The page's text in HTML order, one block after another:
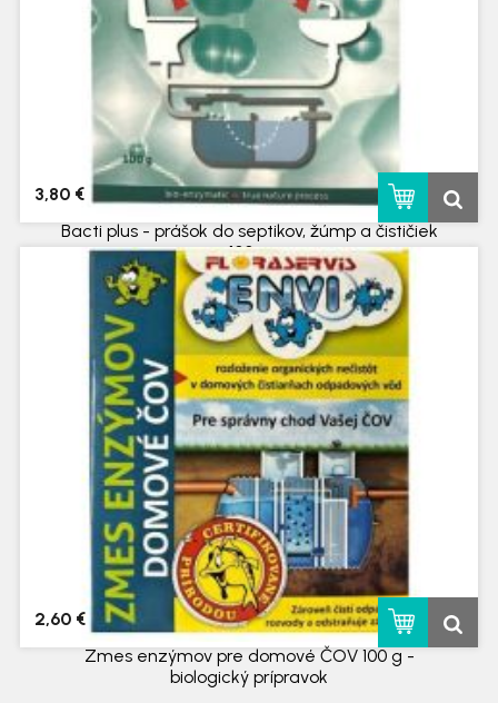
Bacti plus - prášok do septikov, žúmp a čističiek
100 g
skladom
3,80 €
Zmes enzýmov pre domové ČOV 100 g -
biologický prípravok
2,60 €